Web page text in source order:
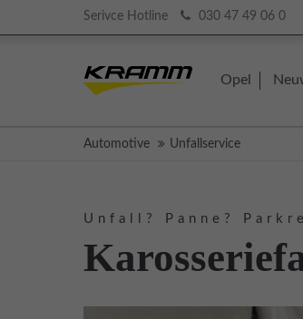
Benutzername
Serivce Hotline 030 47 49 06 0
Opel
Automotive Unfallservice
Unfall? Panne?